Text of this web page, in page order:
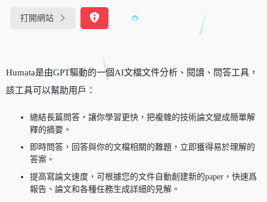
打開網站
Humata是由GPT驅動的一個AI文檔文件分析、閱讀、問答工具，
該工具可以幫助用戶：
總結長篇問答，讓你學習更快，把複雜的技術論文變成簡單解
釋的摘要。
即時問答，回答與你的文檔相關的難題，立即獲得易於理解的
答案。
提高寫論文速度，可根據您的文件自動創建新的paper，快速爲
報告、論文和各種任務生成詳細的見解。